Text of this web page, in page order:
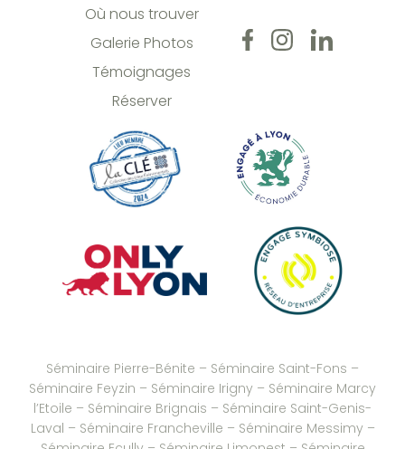
Où nous trouver
Galerie Photos
Témoignages
Réserver
Séminaire Pierre-Bénite – Séminaire Saint-Fons –
Séminaire Feyzin – Séminaire Irigny – Séminaire Marcy
l’Etoile – Séminaire Brignais – Séminaire Saint-Genis-
Laval – Séminaire Francheville – Séminaire Messimy–